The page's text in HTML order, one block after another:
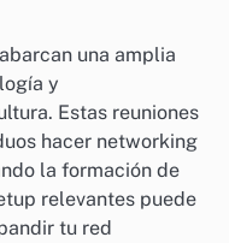
una amplia
y
Estas reuniones
hacer networking
la formación de
relevantes puede
tu red